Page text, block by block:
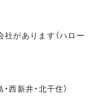
があります（ハロー
西新井・北千住）